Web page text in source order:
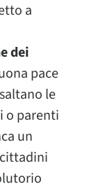
a
dei
pace
le
o parenti
un